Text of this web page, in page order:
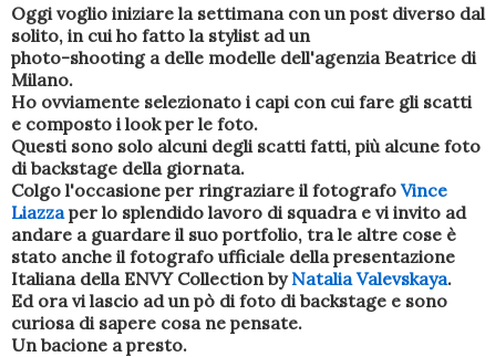
Oggi voglio iniziare la settimana con un post diverso dal
solito, in cui ho fatto la stylist ad un
photo-shooting a delle modelle dell'agenzia Beatrice di
Milano.
Ho ovviamente selezionato i capi con cui fare gli scatti
e composto i look per le foto.
Questi sono solo alcuni degli scatti fatti, più alcune foto
di backstage della giornata.
Colgo l'occasione per ringraziare il fotografo Vince
Liazza per lo splendido lavoro di squadra e vi invito ad
andare a guardare il suo portfolio, tra le altre cose è
stato anche il fotografo ufficiale della presentazione
Italiana della ENVY Collection byNatalia Valevskaya.
Ed ora vi lascio ad un pò di foto di backstage e sono
curiosa di sapere cosa ne pensate.
Un bacione a presto.